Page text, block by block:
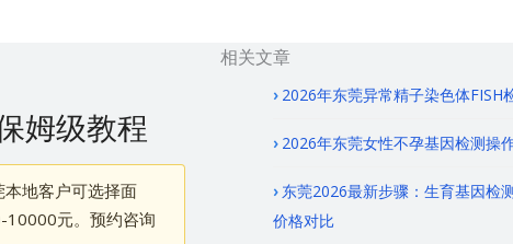
姆级教程
地客户可选择面
10000元。预约咨询
相关文章
2026年东莞异常精子染色体FISH
2026年东莞女性不孕基因检测操
东莞2026最新步骤：生育基因检
价格对比